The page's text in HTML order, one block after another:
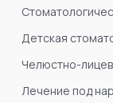
Детская
Челюстно-
Лечение под